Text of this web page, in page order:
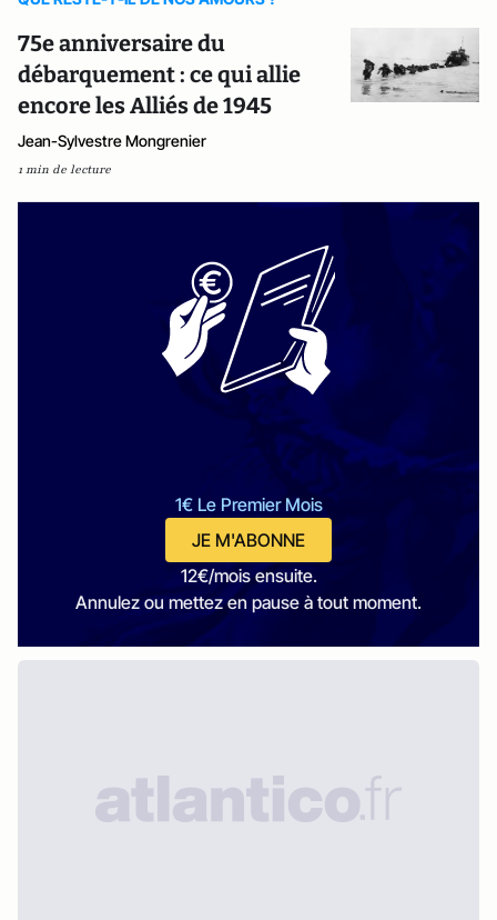
75e anniversaire du
débarquement : ce qui allie
encore les Alliés de 1945
Jean-Sylvestre Mongrenier
1 min de lecture
1€ Le Premier Mois
JE M'ABONNE
12€/mois ensuite.
Annulez ou mettez en pause à tout moment.